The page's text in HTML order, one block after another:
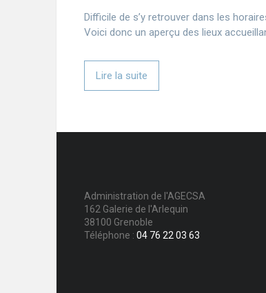
Difficile de s’y retrouver dans les
Voici donc un aperçu des lieux
Lire la suite
Administration de l'AGECSA
162 Galerie de l'Arlequin
38100 Grenoble
Téléphone : 04 76 22 03 63